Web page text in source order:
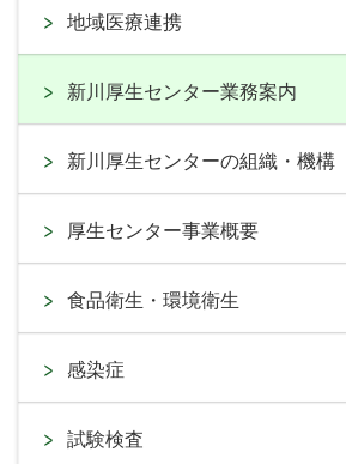
地域医療連携
新川厚生センター業務案内
新川厚生センターの組織・機構
厚生センター事業概要
食品衛生・環境衛生
感染症
試験検査